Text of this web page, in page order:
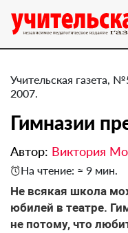
Учительская газета,
2007.
Гимназии
Автор: Виктория
На чтение: ≈ 9 мин.
Не всякая школа
юбилей в театре.
не потому, что